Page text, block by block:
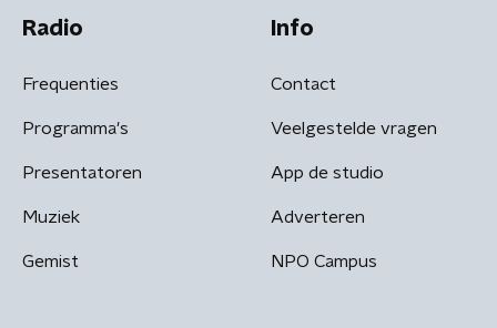
Radio
Frequenties
Programma's
Presentatoren
Muziek
Gemist
Info
Contact
Veelgestelde vragen
App de studio
Adverteren
NPO Campus